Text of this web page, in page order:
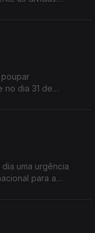
poupar
uma urgência
para a